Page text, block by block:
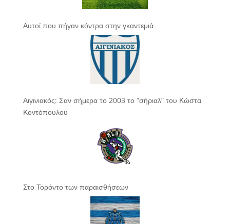
Αυτοί που πήγαν κόντρα στην γκαντεμιά
Αιγινιακός: Σαν σήμερα το 2003 το “σήριαλ” του Κώστα
Κοντόπουλου
Στο Τορόντο των παραισθήσεων